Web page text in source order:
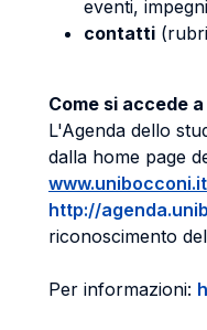
eventi,
contatti
Come si accede a
L'Agenda dello
dalla home page
www.unibocconi.it
http://
riconoscimento
Per informazioni: